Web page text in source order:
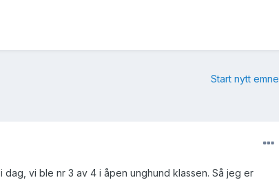
Start nytt emne
vi ble nr 3 av 4 i åpen unghund klassen. Så jeg er